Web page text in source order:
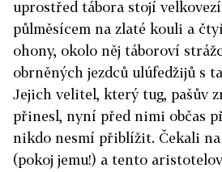
uprostřed tábora stojí
půlměsícem na zlaté kouli a
ohony, okolo něj táboroví
obrněných jezdců ulúfedžijů s
Jejich velitel, který tug, pašův
přinesl, nyní před nimi občas
nikdo nesmí přiblížit. Čekali
(pokoj jemu!) a tento